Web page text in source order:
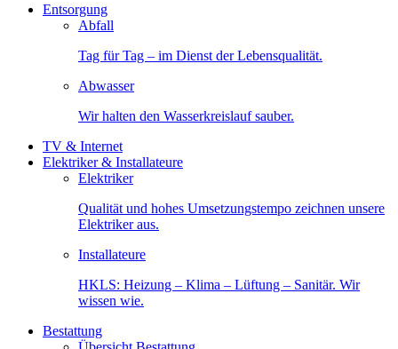
Entsorgung
Abfall
Tag für Tag – im Dienst der Lebensqualität.
Abwasser
Wir halten den Wasserkreislauf sauber.
TV & Internet
Elektriker & Installateure
Elektriker
Qualität und hohes Umsetzungstempo zeichnen unsere
Elektriker aus.
Installateure
HKLS: Heizung – Klima – Lüftung – Sanitär. Wir
wissen wie.
Bestattung